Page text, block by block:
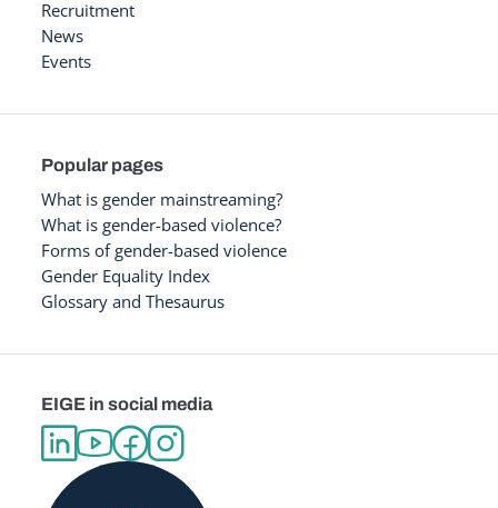
Recruitment
News
Events
Popular pages
What is gender mainstreaming?
What is gender-based violence?
Forms of gender-based violence
Gender Equality Index
Glossary and Thesaurus
EIGE in social media